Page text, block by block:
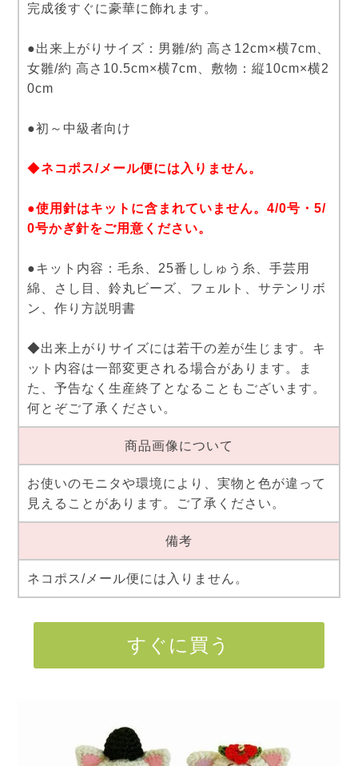
完成後すぐに豪華に飾れます。
●出来上がりサイズ：男雛/約 高さ12cm×横7cm、
女雛/約 高さ10.5cm×横7cm、敷物：縦10cm×横2
0cm
●初～中級者向け
◆ネコポス/メール便には入りません。
●使用針はキットに含まれていません。4/0号・5/
0号かぎ針をご用意ください。
●キット内容：毛糸、25番ししゅう糸、手芸用
綿、さし目、鈴丸ビーズ、フェルト、サテンリボ
ン、作り方説明書
◆出来上がりサイズには若干の差が生じます。キ
ット内容は一部変更される場合があります。ま
た、予告なく生産終了となることもございます。
何とぞご了承ください。
商品画像について
お使いのモニタや環境により、実物と色が違って
見えることがあります。ご了承ください。
備考
ネコポス/メール便には入りません。
すぐに買う